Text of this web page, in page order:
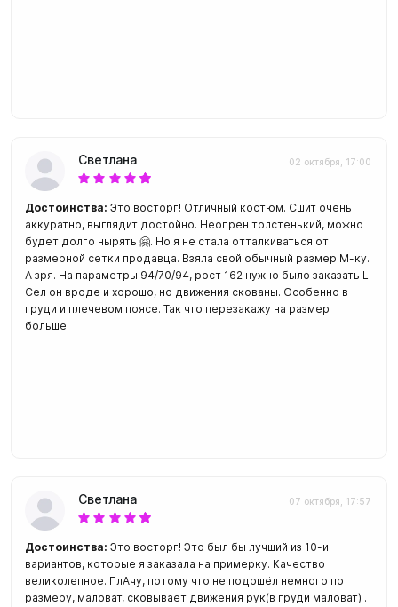
Светлана 02 октября, 17:00
Достоинства: Это восторг! Отличный костюм. Сшит очень
аккуратно, выглядит достойно. Неопрен толстенький, можно
будет долго нырять 🤗. Но я не стала отталкиваться от
размерной сетки продавца. Взяла свой обычный размер М-ку.
А зря. На параметры 94/70/94, рост 162 нужно было заказать L.
Сел он вроде и хорошо, но движения скованы. Особенно в
груди и плечевом поясе. Так что перезакажу на размер
больше.
Светлана 07 октября, 17:57
Достоинства: Это восторг! Это был бы лучший из 10-и
вариантов, которые я заказала на примерку. Качество
великолепное. ПлАчу, потому что не подошёл немного по
размеру, маловат, сковывает движения рук(в груди маловат) .